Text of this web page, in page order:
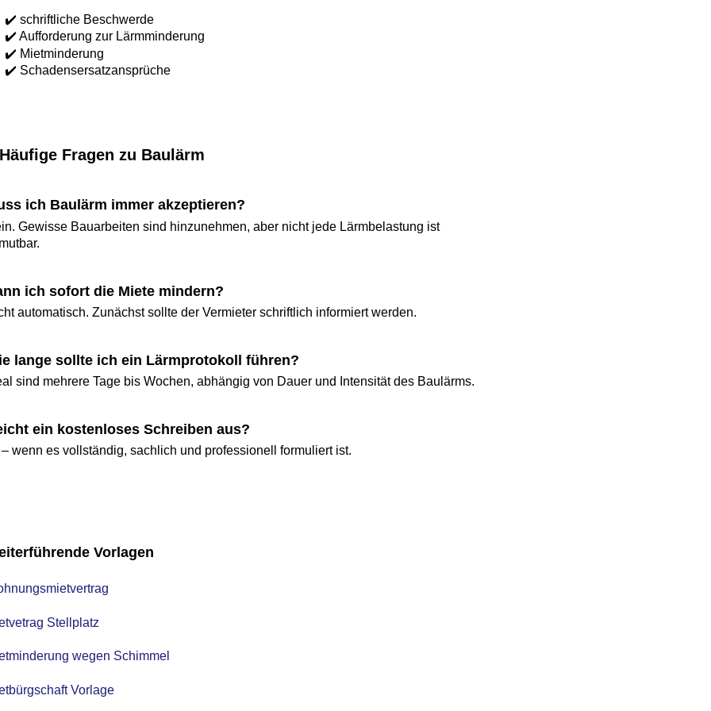
Beschwerde
zur Lärmminderung
Fragen zu Baulärm
ich Baulärm immer akzeptieren?
Bauarbeiten sind hinzunehmen, aber nicht jede Lärmbelastung ist
ich sofort die Miete mindern?
Zunächst sollte der Vermieter schriftlich informiert werden.
sollte ich ein Lärmprotokoll führen?
mehrere Tage bis Wochen, abhängig von Dauer und Intensität des Baulärms.
ein kostenloses Schreiben aus?
es vollständig, sachlich und professionell formuliert ist.
Vorlagen
Stellplatz
wegen Schimmel
Vorlage